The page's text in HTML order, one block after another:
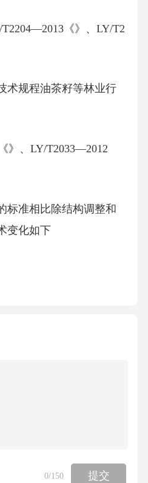
《》、LY/T2
术规程油茶籽等林业行
》、LY/T2033—2012
标准相比除结构调整和
变化如下
验方法的内容将部分内
0/150 提交